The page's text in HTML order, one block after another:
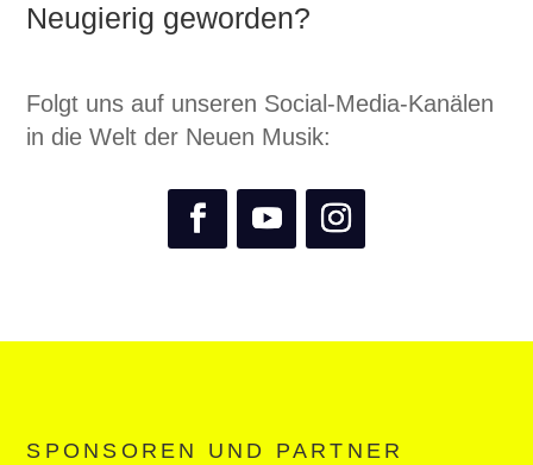
Neugierig geworden?
Folgt uns auf unseren Social-Media-Kanälen
in die Welt der Neuen Musik:
SPONSOREN UND PARTNER